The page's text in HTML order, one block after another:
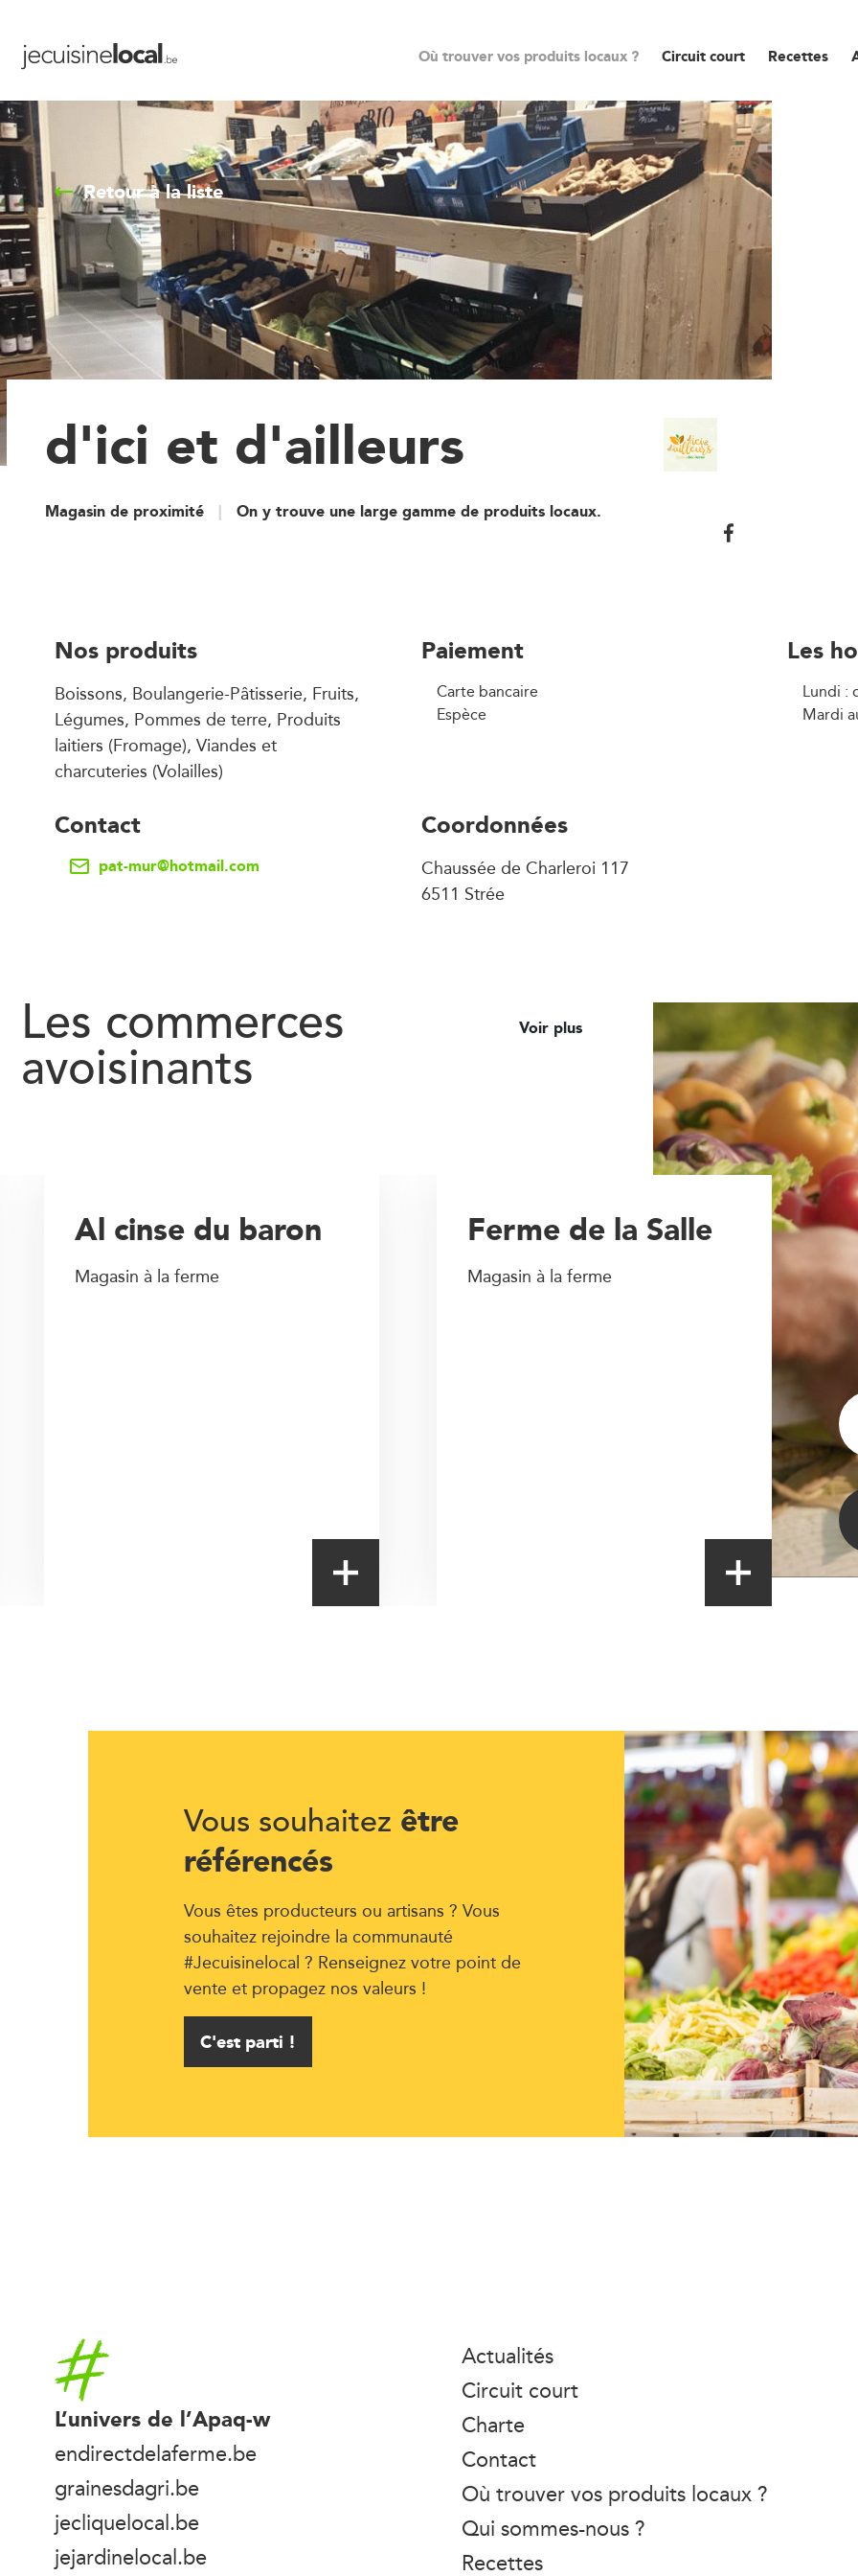
Où trouver vos produits locaux ? Circuit court Recettes
Retour à la liste
d'ici et d'ailleurs
Magasin de proximité On y trouve une large gamme de produits locaux.
Nos produits
Boissons, Boulangerie-Pâtisserie, Fruits,
Légumes, Pommes de terre, Produits
laitiers (Fromage), Viandes et
charcuteries (Volailles)
Paiement
Carte bancaire
Espèce
Les
Lundi :
Mardi
Contact
pat-mur@hotmail.com
Coordonnées
Chaussée de Charleroi 117
6511 Strée
Les commerces
avoisinants
Voir plus
Ferme de la Salle
Magasin à la ferme
Al cinse du baron
Magasin à la ferme
Vous souhaitez être
référencés
Vous êtes producteurs ou artisans ? Vous
souhaitez rejoindre la communauté
#Jecuisinelocal ? Renseignez votre point de
vente et propagez nos valeurs !
C'est parti !
Accueil
L’univers de l’Apaq-w
endirectdelaferme.be
grainesdagri.be
jecliquelocal.be
jejardinelocal.be
Actualités
Circuit court
Charte
Contact
Où trouver vos produits locaux ?
Qui sommes-nous ?
Recettes